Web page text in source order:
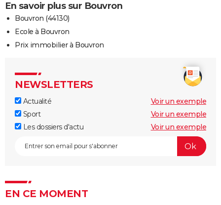
En savoir plus sur Bouvron
Bouvron (44130)
Ecole à Bouvron
Prix immobilier à Bouvron
NEWSLETTERS
Actualité
Voir un exemple
Sport
Voir un exemple
Les dossiers d'actu
Voir un exemple
EN CE MOMENT